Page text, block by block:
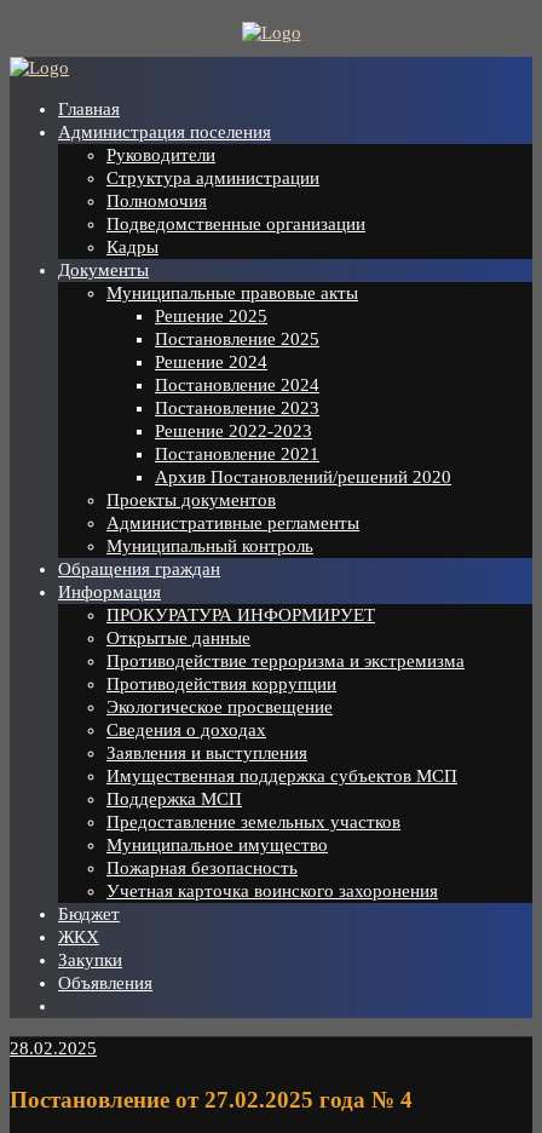
content
Главная
Администрация поселения
Руководители
Структура администрации
Полномочия
Подведомственные организации
Кадры
Документы
Муниципальные правовые акты
Решение 2025
Постановление 2025
Решение 2024
Постановление 2024
Постановление 2023
Решение 2022-2023
Постановление 2021
Архив Постановлений/решений 2020
Проекты документов
Административные регламенты
Муниципальный контроль
Обращения граждан
Информация
ПРОКУРАТУРА ИНФОРМИРУЕТ
Открытые данные
Противодействие терроризма и экстремизма
Противодействия коррупции
Экологическое просвещение
Сведения о доходах
Заявления и выступления
Имущественная поддержка субъектов МСП
Поддержка МСП
Предоставление земельных участков
Муниципальное имущество
Пожарная безопасность
Учетная карточка воинского захоронения
Бюджет
ЖКХ
Закупки
Объявления
28.02.2025
Постановление от 27.02.2025 года № 4